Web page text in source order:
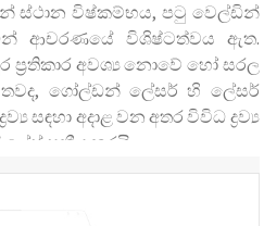
ස්ථාන විෂ්කම්භය, පටු වෙල්ඩින්
ආචරණයේ විශිෂ්ටත්වය ඇත.
ප්‍රතිකාර අවශ්‍ය නොවේ හෝ සරල
තවද, ගෝල්ඩන් ලේසර් හි ලේසර්
සඳහා අදාළ වන අතර විවිධ ද්‍රව්‍ය
සක්‍රීය කරයි...